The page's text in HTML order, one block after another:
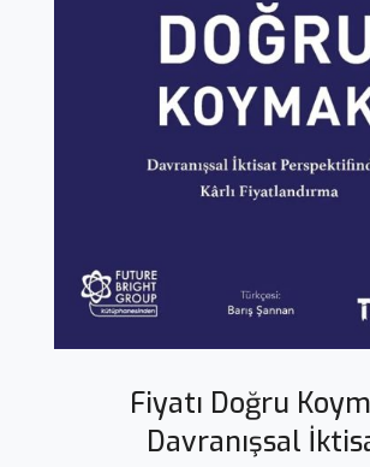
Fiyatı Doğru
Davranışsal